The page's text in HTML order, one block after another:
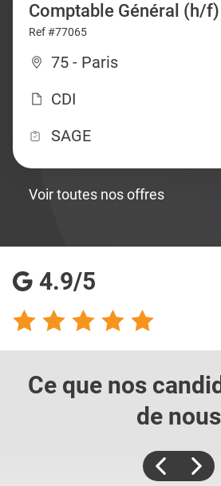
Comptable Général (h/f)
Ref #77065
75 - Paris
CDI
SAGE
Voir toutes nos offres
4.9/5
Ce que nos
de nous